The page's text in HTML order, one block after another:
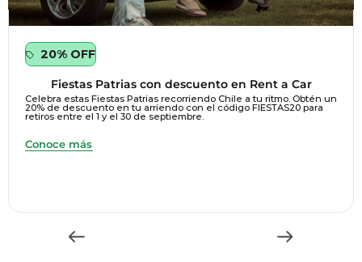
20% OFF
Fiestas Patrias con descuento en Rent a Car
Celebra estas Fiestas Patrias recorriendo Chile a tu ritmo. Obtén un
20% de descuento en tu arriendo con el código FIESTAS20 para
retiros entre el 1 y el 30 de septiembre.
Conoce más